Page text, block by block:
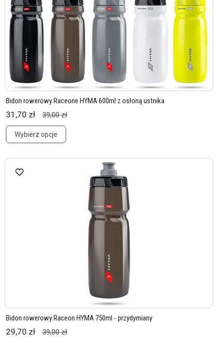
Bidon rowerowy Raceone HYMA 600ml z osłoną ustnika
31,70 zł 39,00 zł
Wybierz opcje
Bidon rowerowy Raceon HYMA 750ml - przydymiany
29,70 zł 39,00 zł